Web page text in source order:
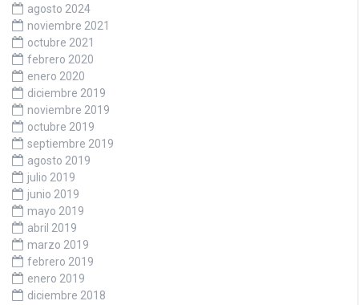
agosto 2024
noviembre 2021
octubre 2021
febrero 2020
enero 2020
diciembre 2019
noviembre 2019
octubre 2019
septiembre 2019
agosto 2019
julio 2019
junio 2019
mayo 2019
abril 2019
marzo 2019
febrero 2019
enero 2019
diciembre 2018